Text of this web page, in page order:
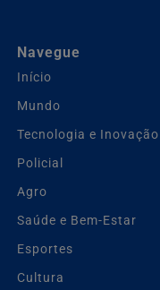
Navegue
Início
Mundo
Tecnologia e Inovação
Policial
Agro
Saúde e Bem-Estar
Esportes
Cultura